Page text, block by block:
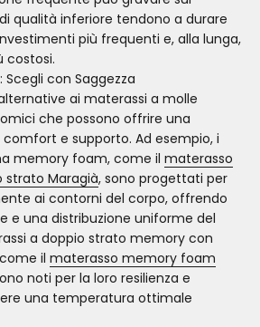
qualità inferiore tendono a durare
più frequenti e, alla lunga,
costosi.
con Saggezza
ai materassi a molle
che possono offrire una
e supporto. Ad esempio, i
memory foam, come il materasso
Maragià, sono progettati per
ai contorni del corpo, offrendo
e una distribuzione uniforme del
a doppio strato memory con
il materasso memory foam
noti per la loro resilienza e
una temperatura ottimale